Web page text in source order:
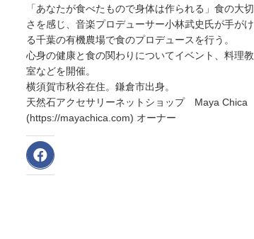
「あなたが食べたもので身体は作られる」食の大切
さを感じ、音楽プロデューサー小林武史氏が手がけ
る千葉の有機農場で食のプロデュースを行う。
心身の健康と食の関わりについてイベント、料理教
室などを開催。
横須賀市秋谷在住。鎌倉市出身。
天然石アクセサリーネットショップ Maya Chica
(https://mayachica.com) オーナー